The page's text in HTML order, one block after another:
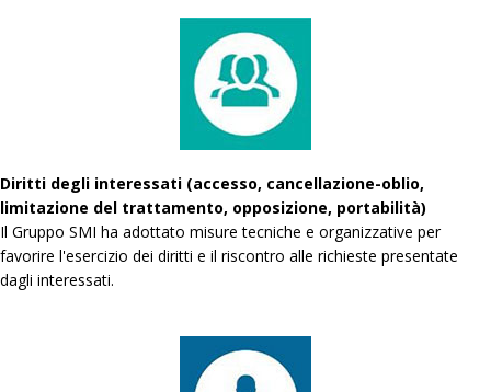
Diritti degli interessati (accesso, cancellazione-oblio,
limitazione del trattamento, opposizione, portabilità)
Il Gruppo SMI ha adottato misure tecniche e organizzative per
favorire l'esercizio dei diritti e il riscontro alle richieste presentate
dagli interessati.